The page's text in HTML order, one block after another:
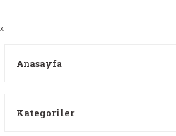
x
Anasayfa
Kategoriler